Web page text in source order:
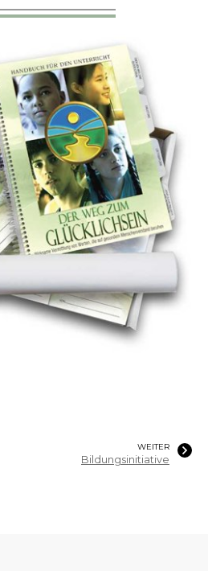
WEITER
Bildungsinitiative